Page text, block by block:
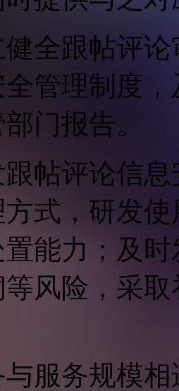
健全跟帖评
管理制度
门报告。
跟帖评论信
式，研发
能力；及
风险，采
与服务规模